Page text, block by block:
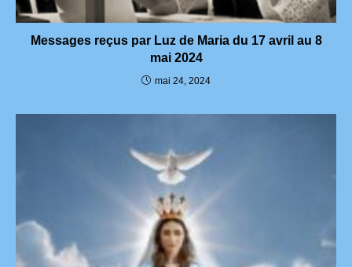
Messages reçus par Luz de Maria du 17 avril au 8
mai 2024
mai 24, 2024